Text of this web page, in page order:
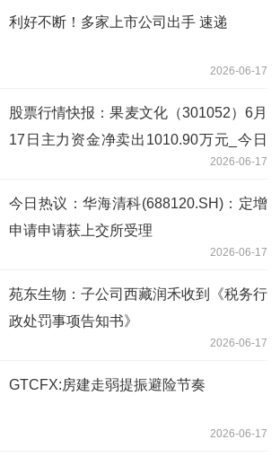
利好不断！多家上市公司出手 速递
2026-06-17
股票行情快报：果麦文化（301052）6月
17日主力资金净卖出1010.90万元_今日
2026-06-17
今日热议：华海清科(688120.SH)：定增
申请申请获上交所受理
2026-06-17
苑东生物：子公司西藏润禾收到《税务行
政处罚事项告知书》
2026-06-17
GTCFX:房建走弱提振避险节奏
2026-06-17